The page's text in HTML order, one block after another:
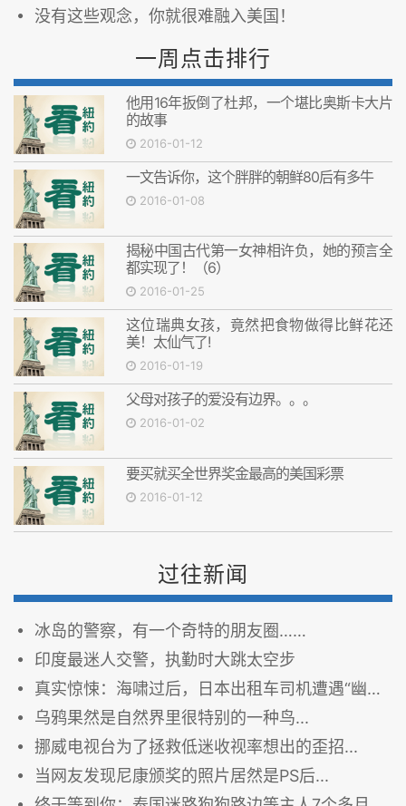
没有这些观念，你就很难融入美国！
一周点击排行
他用16年扳倒了杜邦，一个堪比奥斯卡大片
的故事
2016-01-12
一文告诉你，这个胖胖的朝鲜80后有多牛
2016-01-08
揭秘中国古代第一女神相许负，她的预言全
都实现了！（6）
2016-01-25
这位瑞典女孩，竟然把食物做得比鲜花还
美！太仙气了!
2016-01-19
父母对孩子的爱没有边界。。。
2016-01-02
要买就买全世界奖金最高的美国彩票
2016-01-12
过往新闻
冰岛的警察，有一个奇特的朋友圈……
印度最迷人交警，执勤时大跳太空步
真实惊悚：海啸过后，日本出租车司机遭遇“幽灵乘客”
乌鸦果然是自然界里很特别的一种鸟...
挪威电视台为了拯救低迷收视率想出的歪招...
当网友发现尼康颁奖的照片居然是PS后...